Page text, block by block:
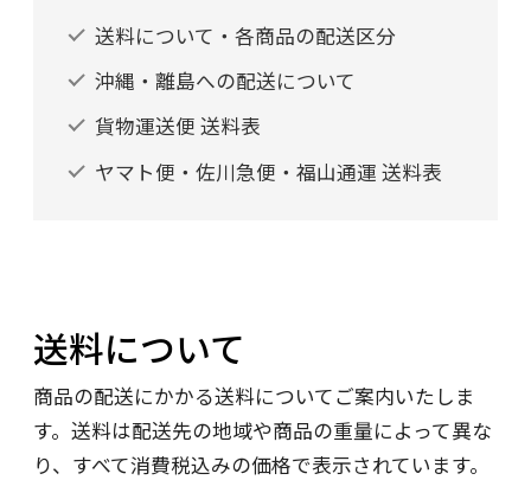
送料について・各商品の配送区分
沖縄・離島への配送について
貨物運送便 送料表
ヤマト便・佐川急便・福山通運 送料表
送料について
商品の配送にかかる送料についてご案内いたしま
す。送料は配送先の地域や商品の重量によって異な
り、すべて消費税込みの価格で表示されています。